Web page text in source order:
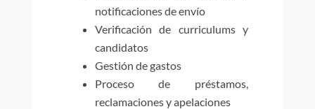
notificaciones de envío
Verificación de curriculums y
candidatos
Gestión de gastos
Proceso de préstamos,
reclamaciones y apelaciones